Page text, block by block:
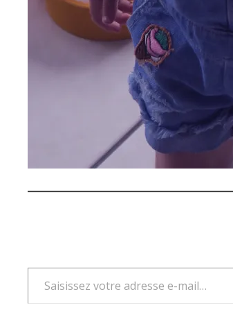
Saisissez votre adresse e-mail…